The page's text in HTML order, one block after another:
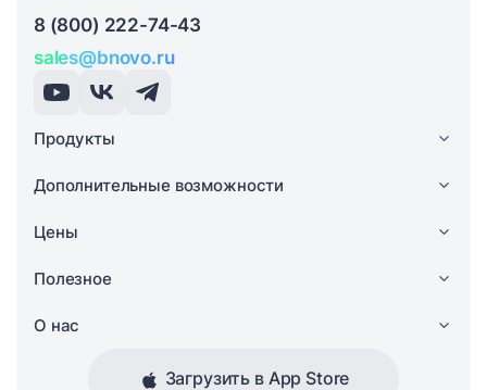
8 (800) 222-74-43
sales@bnovo.ru
Продукты
Дополнительные возможности
Цены
Полезное
О нас
Загрузить в App Store